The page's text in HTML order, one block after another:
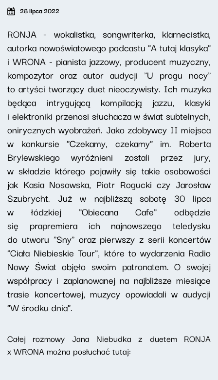
28 lipca 2022
RONJA - wokalistka, songwriterka, klarnecistka,
autorka nowoświatowego podcastu "A tutaj klasyka"
i WRONA - pianista jazzowy, producent muzyczny,
kompozytor oraz autor audycji "U progu nocy"
to artyści tworzący duet nieoczywisty. Ich muzyka
będąca intrygującą kompilacją jazzu, klasyki
i elektroniki przenosi słuchacza w świat subtelnych,
onirycznych wyobrażeń. Jako zdobywcy II miejsca
w konkursie "Czekamy, czekamy" im. Roberta
Brylewskiego wyróżnieni zostali przez jury,
w składzie którego pojawiły się takie osobowości
jak Kasia Nosowska, Piotr Rogucki czy Jarosław
Szubrycht. Już w najbliższą sobotę 30 lipca
w łódzkiej "Obiecana Cafe" odbędzie
się prapremiera ich najnowszego teledysku
do utworu "Sny" oraz pierwszy z serii koncertów
"Ciała Niebieskie Tour", które to wydarzenia Radio
Nowy Świat objęło swoim patronatem. O swojej
współpracy i zaplanowanej na najbliższe miesiące
trasie koncertowej, muzycy opowiadali w audycji
"W środku dnia".
Całej rozmowy Jana Niebudka z duetem RONJA
x WRONA można posłuchać tutaj: